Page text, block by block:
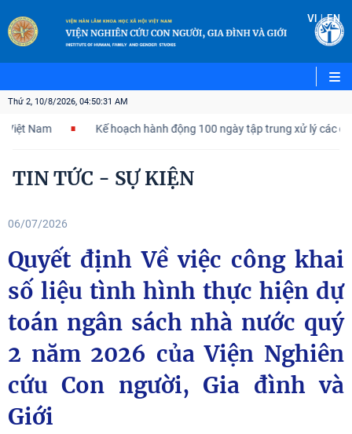
VI |EN
Thứ 2, 10/8/2026, 04:50:32 AM
Kế hoạch hành động 100 ngày tập trung xử lý các điểm
TIN TỨC - SỰ KIỆN
06/07/2026
Quyết định Về việc công khai
số liệu tình hình thực hiện dự
toán ngân sách nhà nước quý
2 năm 2026 của Viện Nghiên
cứu Con người, Gia đình và
Giới